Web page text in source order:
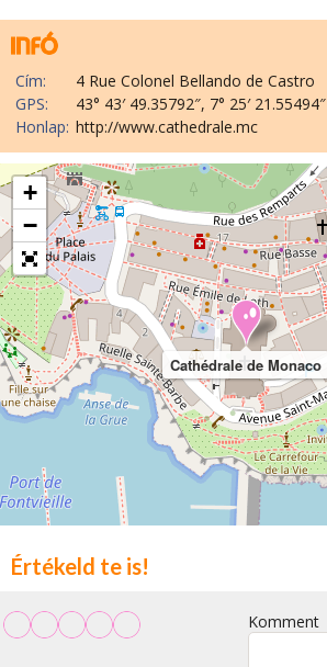
Cím:
4 Rue Colonel Bellando de Castro
GPS:
43° 43′ 49.35792″, 7° 25′ 21.55494″
Honlap: http://www.cathedrale.mc
Cathédrale de Monaco
+
−
Értékeld te is!
Komment